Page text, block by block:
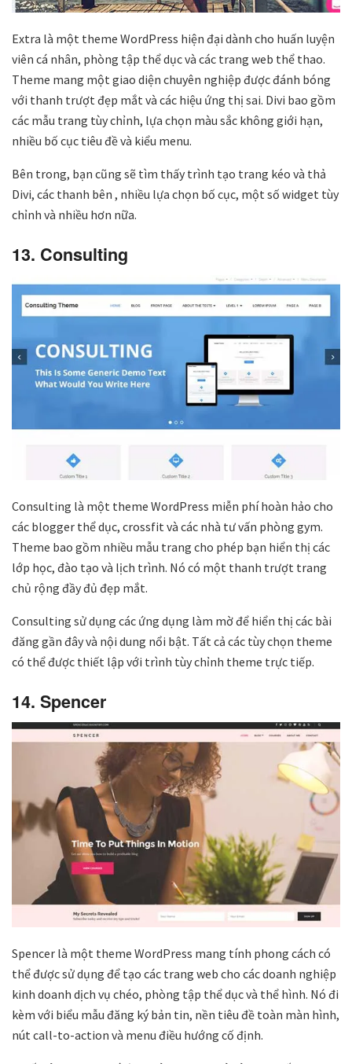
Extra là một theme WordPress hiện đại dành cho huấn luyện
viên cá nhân, phòng tập thể dục và các trang web thể thao.
Theme mang một giao diện chuyên nghiệp được đánh bóng
với thanh trượt đẹp mắt và các hiệu ứng thị sai. Divi bao gồm
các mẫu trang tùy chỉnh, lựa chọn màu sắc không giới hạn,
nhiều bố cục tiêu đề và kiểu menu.
Bên trong, bạn cũng sẽ tìm thấy trình tạo trang kéo và thả
Divi, các thanh bên , nhiều lựa chọn bố cục, một số widget tùy
chỉnh và nhiều hơn nữa.
13. Consulting
Consulting là một theme WordPress miễn phí hoàn hảo cho
các blogger thể dục, crossfit và các nhà tư vấn phòng gym.
Theme bao gồm nhiều mẫu trang cho phép bạn hiển thị các
lớp học, đào tạo và lịch trình. Nó có một thanh trượt trang
chủ rộng đầy đủ đẹp mắt.
Consulting sử dụng các ứng dụng làm mờ để hiển thị các bài
đăng gần đây và nội dung nổi bật. Tất cả các tùy chọn theme
có thể được thiết lập với trình tùy chỉnh theme trực tiếp.
14. Spencer
Spencer là một theme WordPress mang tính phong cách có
thể được sử dụng để tạo các trang web cho các doanh nghiệp
kinh doanh dịch vụ chéo, phòng tập thể dục và thể hình. Nó đi
kèm với biểu mẫu đăng ký bản tin, nền tiêu đề toàn màn hình,
nút call-to-action và menu điều hướng cố định.